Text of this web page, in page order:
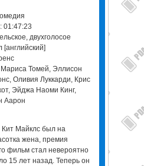
01:47:23
двухголосое
[английский]
Томей, Эллисон
Оливия Луккарди, Крис
Эйджа Наоми Кинг,
Аарон
Майклс был на
жена, премия
фильм стал невероятно
15 лет назад. Теперь он